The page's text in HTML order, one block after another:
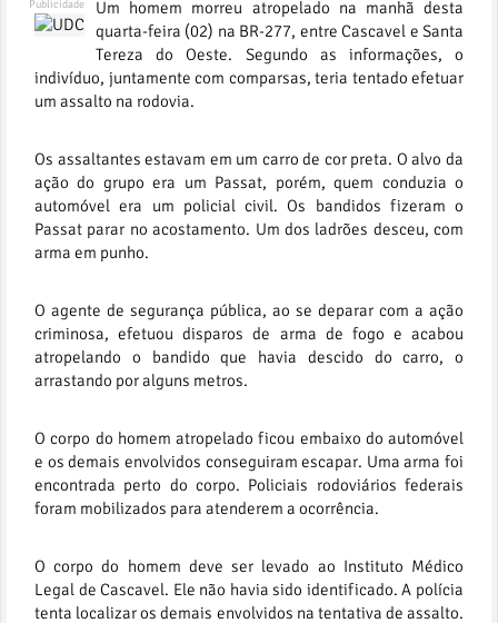
Um homem morreu atropelado na manhã desta
quarta-feira (02) na BR-277, entre Cascavel e Santa
Tereza do Oeste. Segundo as informações, o
indivíduo, juntamente com comparsas, teria tentado efetuar
um assalto na rodovia.
Os assaltantes estavam em um carro de cor preta. O alvo da
ação do grupo era um Passat, porém, quem conduzia o
automóvel era um policial civil. Os bandidos fizeram o
Passat parar no acostamento. Um dos ladrões desceu, com
arma em punho.
O agente de segurança pública, ao se deparar com a ação
criminosa, efetuou disparos de arma de fogo e acabou
atropelando o bandido que havia descido do carro, o
arrastando por alguns metros.
O corpo do homem atropelado ficou embaixo do automóvel
e os demais envolvidos conseguiram escapar. Uma arma foi
encontrada perto do corpo. Policiais rodoviários federais
foram mobilizados para atenderem a ocorrência.
O corpo do homem deve ser levado ao Instituto Médico
Legal de Cascavel. Ele não havia sido identificado. A polícia
tenta localizar os demais envolvidos na tentativa de assalto.